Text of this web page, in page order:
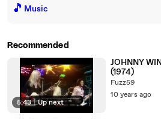
🎵 Music
Recommended
5:43 | Up next
JOHNNY
(1974)
Fuzz59
10 years ago